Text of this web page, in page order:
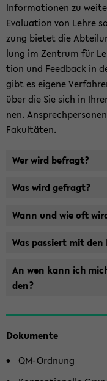
Haupt­
halt
Do­ku­men­te
QM-​Ordnung
In­for­ma­tio­nen zu
Eva­lua­ti­on von Lehre
zung bie­tet die
lung im Zen­trum für
ti­on und Feed­back in
gibt es ei­ge­ne
über die Sie sich in
nen.
Fa­kul­tä­ten.
Wer wird be­fragt?
Was wird ge­fragt?
Wann und wie oft
Was pas­siert mit den
An wen kann ich
den?